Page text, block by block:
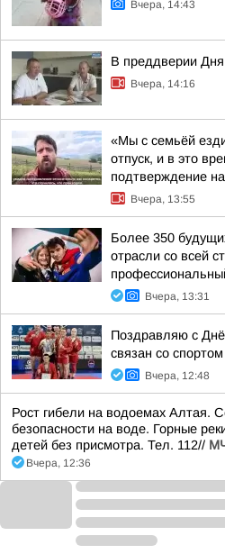
Вчера, 14:43
В преддверии Дня
Вчера, 14:16
«Мы с семьёй
отпуск, и в это
подтверждение
Вчера, 13:55
Более 350
отрасли со всей
Вчера, 13:31
Поздравляю с
связан со
Вчера, 12:48
Рост гибели на водоемах Алтая.
безопасности на воде. Горные
детей без присмотра. Тел. 112//
Вчера, 12:36